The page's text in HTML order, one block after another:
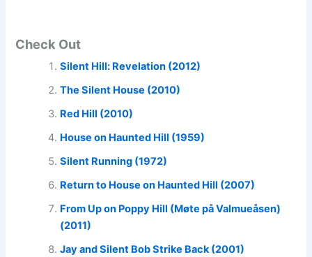
Check Out
Silent Hill: Revelation (2012)
The Silent House (2010)
Red Hill (2010)
House on Haunted Hill (1959)
Silent Running (1972)
Return to House on Haunted Hill (2007)
From Up on Poppy Hill (Møte på Valmueåsen)
(2011)
Jay and Silent Bob Strike Back (2001)